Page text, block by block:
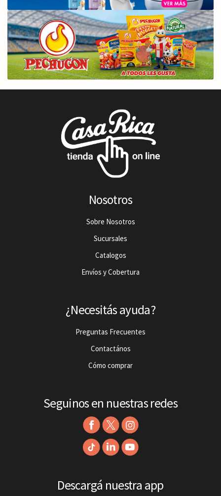
Nosotros
Sobre Nosotros
Sucursales
Catalogos
Envíos y Cobertura
¿Necesitás ayuda?
Preguntas Frecuentes
Contactános
Cómo comprar
Seguinos en nuestras redes
Descargá nuestra app